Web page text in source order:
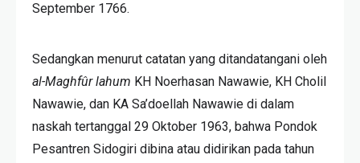
September 1766.
Sedangkan menurut catatan yang ditandatangani oleh
al-Maghfûr lahum KH Noerhasan Nawawie, KH Cholil
Nawawie, dan KA Sa’doellah Nawawie di dalam
naskah tertanggal 29 Oktober 1963, bahwa Pondok
Pesantren Sidogiri dibina atau didirikan pada tahun